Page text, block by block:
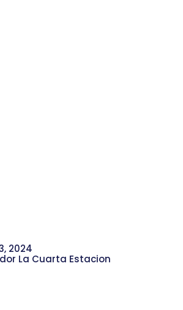
2024
La Cuarta Estacion